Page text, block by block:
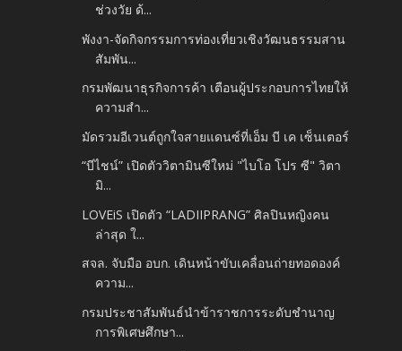
ช่วงวัย ด้...
พังงา-จัดกิจกรรมการท่องเที่ยวเชิงวัฒนธรรมสาน
สัมพัน...
กรมพัฒนาธุรกิจการค้า เตือนผู้ประกอบการไทยให้
ความสำ...
มัดรวมอีเวนต์ถูกใจสายแดนซ์ที่เอ็ม บี เค เซ็นเตอร์
“บีไชน์” เปิดตัววิตามินซีใหม่ "ไบโอ โปร ซี" วิตา
มิ...
LOVEiS เปิดตัว “LADIIPRANG” ศิลปินหญิงคน
ล่าสุด ใ...
สจล. จับมือ อบก. เดินหน้าขับเคลื่อนถ่ายทอดองค์
ความ...
กรมประชาสัมพันธ์นำข้าราชการระดับชำนาญ
การพิเศษศึกษา...